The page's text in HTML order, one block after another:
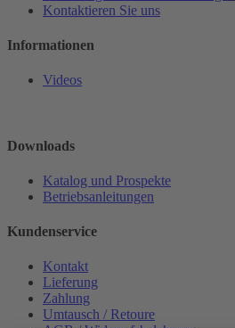
Kontaktieren Sie uns
Informationen
Videos
Downloads
Katalog und Prospekte
Betriebsanleitungen
Kundenservice
Kontakt
Lieferung
Zahlung
Umtausch / Retoure